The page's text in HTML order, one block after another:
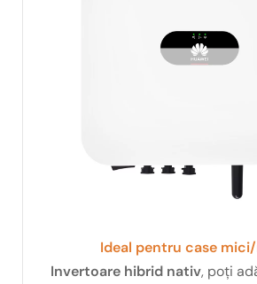
Ideal pentru case
Invertoare hibrid nativ, poți